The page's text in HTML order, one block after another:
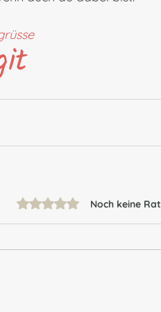
Mit 0 von 5 Sternen
Noch keine